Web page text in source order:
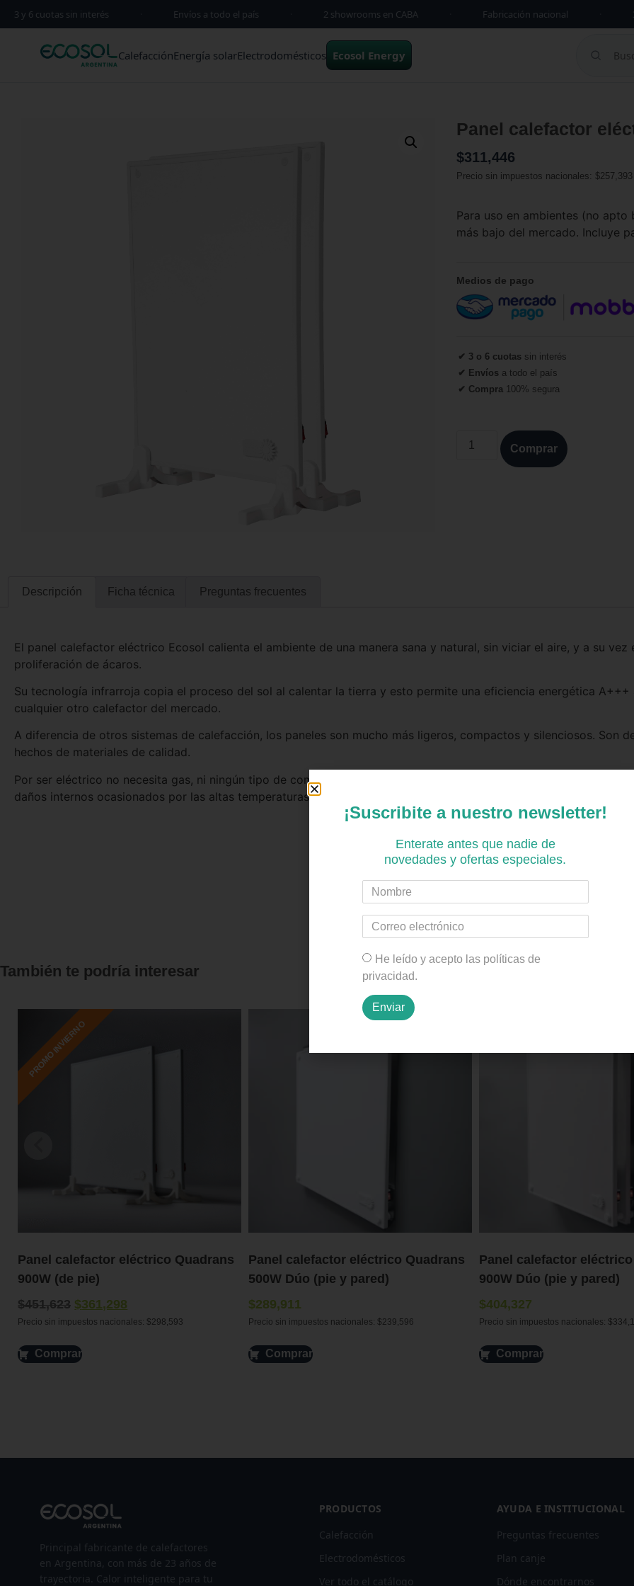
3 y 6 cuotas sin interés Envíos a todo el país 2 showrooms en CABA Fabricación nacional
CalefacciónEnergía solarElectrodomésticos Ecosol Energy
Panel calefactor
$311,446
Precio sin impuestos nacionales: $257,393
Para uso en ambientes (no
más bajo del mercado. Incluye
Medios de pago
✔ 3 o 6 cuotas sin interés
✔ Envíos a todo el país
✔ Compra 100% segura
Comprar
Descripción Ficha técnica Preguntas frecuentes
El panel calefactor eléctrico Ecosol calienta el ambiente de una manera sana y natural, sin viciar el aire, y a su
proliferación de ácaros.
Su tecnología infrarroja copia el proceso del sol al calentar la tierra y esto permite una eficiencia energética
cualquier otro calefactor del mercado.
A diferencia de otros sistemas de calefacción, los paneles son mucho más ligeros, compactos y silenciosos. Son
hechos de materiales de calidad.
Por ser eléctrico no necesita gas, ni ningún tipo de combustible que pueda afectar a la salud. A su vez, cuentan
daños internos ocasionados por las altas temperaturas.
También te podría interesar
PROMO INVIERNO
Panel calefactor eléctrico Quadrans
900W (de pie)
$451,623 $361,298
Precio sin impuestos nacionales: $298,593
Comprar
Panel calefactor eléctrico Quadrans
500W Dúo (pie y pared)
$289,911
Precio sin impuestos nacionales: $239,596
Comprar
Panel calefactor
900W Dúo (pie y pared)
$404,327
Precio sin impuestos nacionales: $
Comprar
Principal fabricante de calefactores
en Argentina, con más de 23 años de
trayectoria. Calor inteligente para tu
PRODUCTOS
Calefacción
Electrodomésticos
Ver todo el catálogo
AYUDA E INSTITUCIONAL
Preguntas frecuentes
Plan canje
Dónde encontrarnos
¡Suscribite a nuestro newsletter!
Enterate antes que nadie de
novedades y ofertas especiales.
He leído y acepto las políticas de
privacidad.
Enviar